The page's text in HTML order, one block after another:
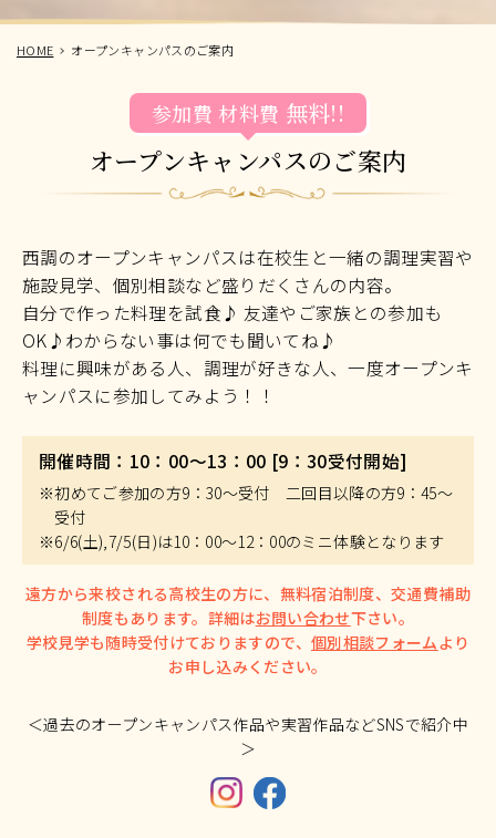
HOME オープンキャンパスのご案内
オープンキャンパスのご案内
参加費 材料費 無料!!
西調のオープンキャンパスは在校生と一緒の調理実習や
施設見学、個別相談など盛りだくさんの内容。
自分で作った料理を試食♪ 友達やご家族との参加も
OK♪わからない事は何でも聞いてね♪
料理に興味がある人、調理が好きな人、一度オープンキ
ャンパスに参加してみよう！！
開催時間：10：00～13：00 [9：30受付開始]
※初めてご参加の方9：30～受付 二回目以降の方9：45～
受付
※6/6(土),7/5(日)は10：00～12：00のミニ体験となります
遠方から来校される高校生の方に、無料宿泊制度、交通費補助
制度もあります。詳細はお問い合わせ下さい。
学校見学も随時受付けておりますので、 個別相談フォームより
お申し込みください。
＜過去のオープンキャンパス作品や実習作品などSNSで紹介中
＞